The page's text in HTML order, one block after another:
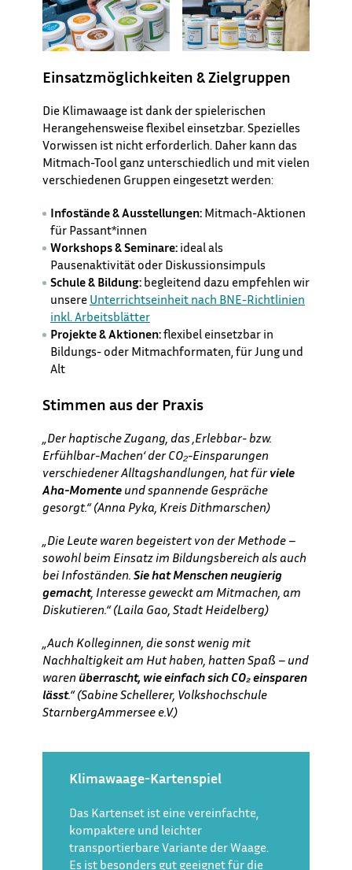
Einsatzmöglichkeiten & Zielgruppen
Die Klimawaage ist dank der spielerischen
Herangehensweise flexibel einsetzbar. Spezielles
Vorwissen ist nicht erforderlich. Daher kann das
Mitmach-Tool ganz unterschiedlich und mit vielen
verschiedenen Gruppen eingesetzt werden: ​
Infostände & Ausstellungen: Mitmach-Aktionen
für Passant*innen
Workshops & Seminare: ideal als
Pausenaktivität oder Diskussionsimpuls
Schule & Bildung: begleitend dazu empfehlen wir
unsere Unterrichtseinheit nach BNE-Richtlinien
inkl. Arbeitsblätter
Projekte & Aktionen:flexibel einsetzbar in
Bildungs- oder Mitmachformaten, für Jung und
Alt
Stimmen aus der Praxis
Der haptische Zugang, das ‚Erlebbar- bzw.
Erfühlbar-Machen‘ der CO₂-Einsparungen
verschiedener Alltagshandlungen, hat fürviele
Aha-Momente und spannende Gespräche
gesorgt.“ (Anna Pyka, Kreis Dithmarschen)
„Die Leute waren begeistert von der Methode –
sowohl beim Einsatz im Bildungsbereich als auch
bei Infoständen. Sie hat Menschen neugierig
gemacht, Interesse geweckt am Mitmachen, am
Diskutieren.“ (Laila Gao, Stadt Heidelberg)
Auch Kolleginnen, die sonst wenig mit
Nachhaltigkeit am Hut haben, hatten Spaß – und
waren überrascht, wie einfach sich CO₂ einsparen
lässt.“ (Sabine Schellerer, Volkshochschule
StarnbergAmmerseee.V.)
Klimawaage-Kartenspiel
Das Kartenset ist eine vereinfachte,
kompaktere und leichter
transportierbare Variante der Waage.
Es ist besonders gut geeignet für die